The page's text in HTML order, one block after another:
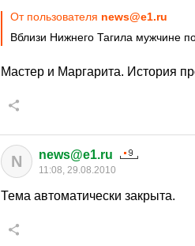
От пользователя news@e1.ru
Вблизи Нижнего Тагила мужчине
Мастер и Маргарита. История
N news@e1.ru
11:08, 29.08.2010
Тема автоматически закрыта.